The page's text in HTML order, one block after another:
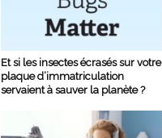
Et si les insectes écrasés sur votre
plaque d’immatriculation
servaient à sauver la planète ?